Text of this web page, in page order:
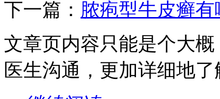
下一篇： 脓疱型牛皮癣
文章页内容只能是个大
医生沟通，更加详细地